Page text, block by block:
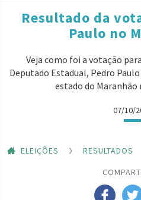
Resultado da
Paulo no
Veja como foi a votação
Deputado Estadual, Pedro
estado do Maranhão
07/10/
ELEIÇÕES RESULTADOS